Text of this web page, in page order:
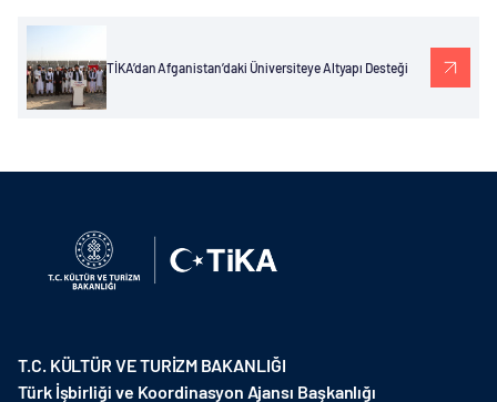
TİKA’dan Afganistan’daki Üniversiteye Altyapı Desteği
T.C. KÜLTÜR VE TURİZM BAKANLIĞI
Türk İşbirliği ve Koordinasyon Ajansı Başkanlığı